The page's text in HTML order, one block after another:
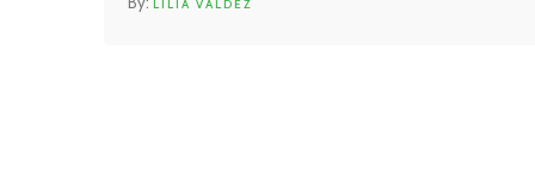
LILIA VALDEZ